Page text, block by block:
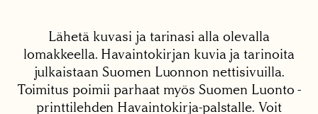
Lähetä kuvasi ja tarinasi alla olevalla
lomakkeella. Havaintokirjan kuvia ja tarinoita
julkaistaan Suomen Luonnon nettisivuilla.
Toimitus poimii parhaat myös Suomen Luonto -
printtilehden Havaintokirja-palstalle. Voit